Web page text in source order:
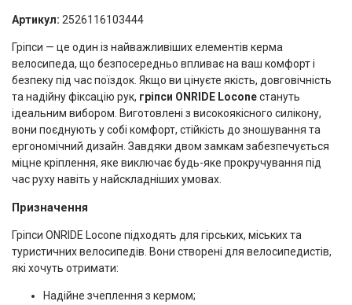
Артикул: 2526116103444
Гріпси — це один із найважливіших елементів керма
велосипеда, що безпосередньо впливає на ваш комфорт і
безпеку під час поїздок. Якщо ви цінуєте якість, довговічність
та надійну фіксацію рук, гріпси ONRIDE Loconeстануть
ідеальним вибором. Виготовлені з високоякісного силікону,
вони поєднують у собі комфорт, стійкість до зношування та
ергономічний дизайн. Завдяки двом замкам забезпечується
міцне кріплення, яке виключає будь-яке прокручування під
час руху навіть у найскладніших умовах.
Призначення
Гріпси ONRIDE Locone підходять для гірських, міських та
туристичних велосипедів. Вони створені для велосипедистів,
які хочуть отримати:
Надійне зчеплення з кермом;